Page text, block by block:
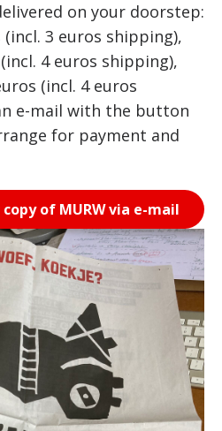
on your doorstep:
3 euros shipping),
4 euros shipping),
(incl. 4 euros
e-mail with the button
for payment and
of MURW via e-mail